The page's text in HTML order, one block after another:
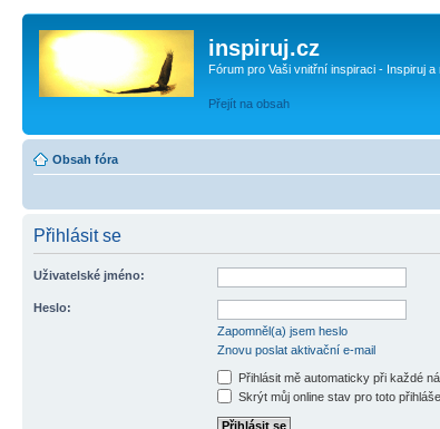
inspiruj.cz
Fórum pro Vaši vnitřní inspiraci - Inspiruj a
Přejít na obsah
Obsah fóra
Přihlásit se
Uživatelské jméno:
Heslo:
Zapomněl(a) jsem heslo
Znovu poslat aktivační e-mail
Přihlásit mě automaticky při každé
Skrýt můj online stav pro toto